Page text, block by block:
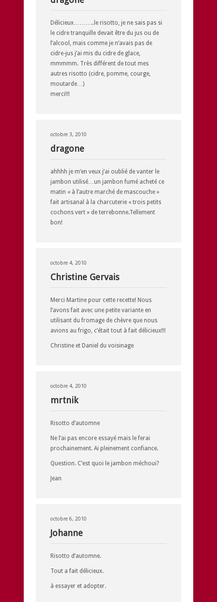
Délicieux………..le risotto, je ne sais pas si
le cidre tranquille devait être du jus ou de
l’alcool, mais comme je n’avais pas de
cidre-jus j’ai mis du cidre de glace,
mmmmm. Très différent de tout mes
autres risotto (cidre, pomme, courge,
moutarde…)
merci!!!
octobre 3, 2010
dragone
ahhhh je m’en veux j’ai oublié de vanter le
jambon utilisé…un jambon fumé acheté ce
matin « à l’autre marché de mascouche »
fait artisanal à la charcuterie « trois petits
cochons vert » de terrebonne.Tellement
bon!
octobre 4, 2010
Christine Gervais
Merci Martine pour cette recette! Nous
l’avons fait avec une petite variante en
utilisant du fromage de chèvre que nous
avions au frigo, c’était tout à fait délicieux!!!
Christine et Daniel du voisinage
octobre 4, 2010
mrtnik
Risotto d’automne
Ne l’ai pas encore essayé mais le ferai
prochainement. Ai pleinement confiance.
Question. C’est quoi le jambon méchoui?
Jean
octobre 6, 2010
Johanne
Risotto d’automne.
Tout a fait délicieux.
à essayer et adopter.